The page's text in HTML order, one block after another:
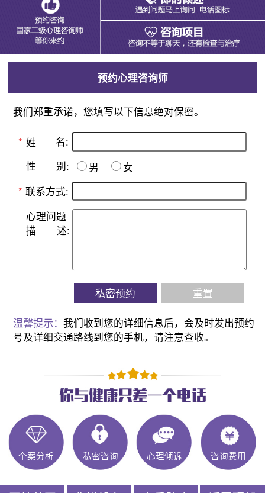
预约心理咨询师
我们郑重承诺，您填写以下信息绝对保密。
* 姓 名:
性 别: 男
女
* 联系方式:
心理问题
描
述:
私密预约 重置
温馨提示：我们收到您的详细信息后，会及时发出预约
号及详细交通路线到您的手机，请注意查收。
个案分析 私密咨询 心理倾诉 咨询费用